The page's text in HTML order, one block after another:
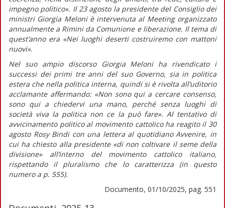
impegno politico». Il 23 agosto la presidente del Consiglio dei
ministri Giorgia Meloni è intervenuta al Meeting organizzato
annualmente a Rimini da Comunione e liberazione. Il tema di
quest’anno era «Nei luoghi deserti costruiremo con mattoni
nuovi».
Nel suo ampio discorso Giorgia Meloni ha rivendicato i
successi dei primi tre anni del suo Governo, sia in politica
estera che nella politica interna, quindi si è rivolta all’uditorio
acclamante affermando:«Non sono qui a cercare consenso,
sono qui a chiedervi una mano, perché senza luoghi di
società viva la politica non ce la può fare». Al tentativo di
avvicinamento politico al movimento cattolico ha reagito il 30
agosto Rosy Bindi con una lettera al quotidianoAvvenire, in
cui ha chiesto alla presidente«di non coltivare il seme della
divisione» all’interno del movimento cattolico italiano,
rispettando il pluralismo che lo caratterizza (inquesto
numero a p. 555).
Documento, 01/10/2025, pag. 551